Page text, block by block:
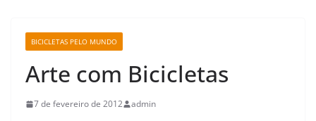
BICICLETAS PELO MUNDO
Arte com Bicicletas
7 de fevereiro de 2012 admin